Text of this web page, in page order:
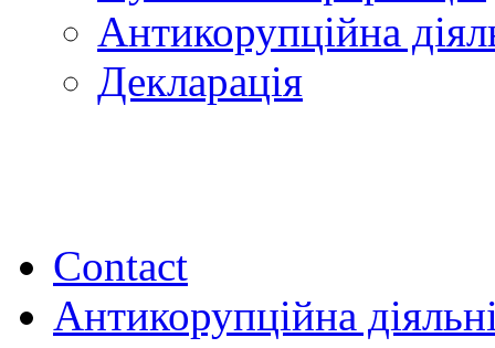
Антикорупційна
Декларація
Contact
Антикорупційна